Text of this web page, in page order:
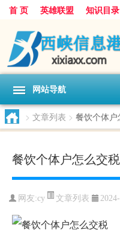
首 页 英雄联盟 知识目录
网站导航
> 文章列表 > 餐饮个体
餐饮个体户怎么交税
网友:cy 文章列表